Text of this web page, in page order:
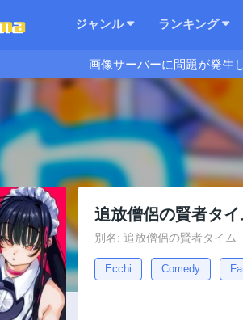
ジャンル ランキング
画像サーバーに問題が発生
追放僧侶の賢者タイ
別名: 追放僧侶の賢者タイム
Ecchi Comedy